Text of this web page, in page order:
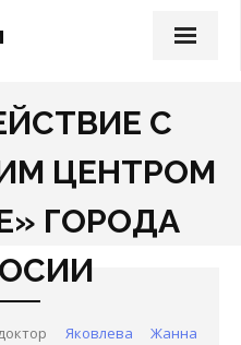
С
ЦЕНТРОМ
ГОРОДА
Яковлева Жанна